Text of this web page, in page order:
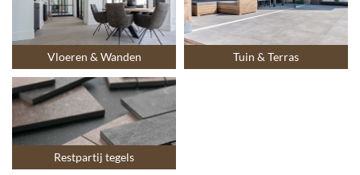
Vloeren & Wanden Tuin & Terras
Restpartij tegels